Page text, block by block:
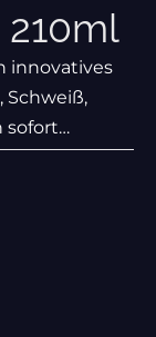
innovatives
Schweiß,
sofort
das
Textur und